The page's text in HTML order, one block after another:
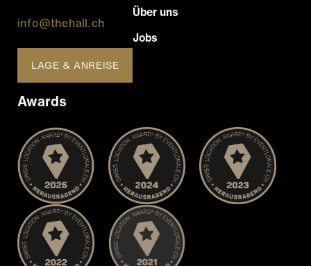
info@thehall.ch
LAGE & ANREISE
Über uns
Jobs
Awards